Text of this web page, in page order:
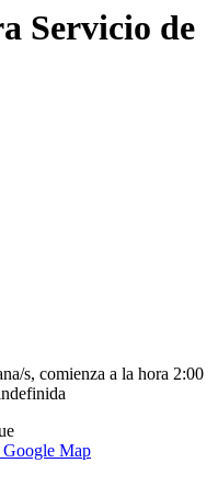
Servicio de
s, comienza a la hora 2:00
Map